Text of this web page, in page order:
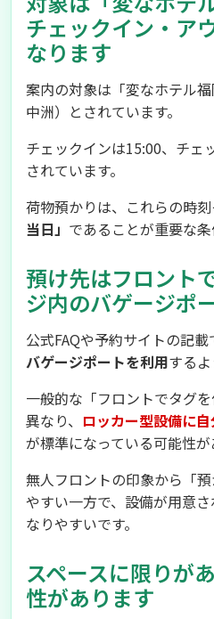
チェックイン・ア
なります
案内の対象は「変なホテル
中洲）とされています。
チェックインは15:00、チェ
されています。
荷物預かりは、これらの時刻
当日」 であることが重要な条
預け先はフロント
ジ内のバゲージポ
公式FAQや予約サイトの記載
バゲージポートを利用するよ
一般的な「フロントでタグ
異なり、 ロッカー型設備に
が標準になっている可能性が
無人フロントの印象から「
やすい一方で、設備が用意
なりやすいです。
スペースに限りが
性があります